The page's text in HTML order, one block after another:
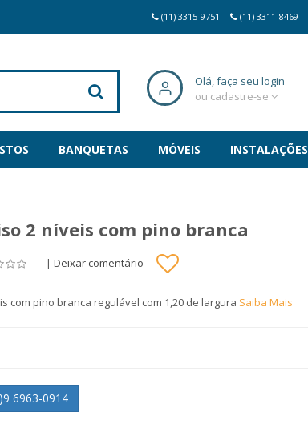
(11) 3315-9751 (11) 3311-8469
Olá, faça seu login
ou cadastre-se
BANQUETAS MÓVEIS INSTALAÇÕES
2 níveis com pino branca
| Deixar comentário
com pino branca regulável com 1,20 de largura Saiba Mais
6963-0914